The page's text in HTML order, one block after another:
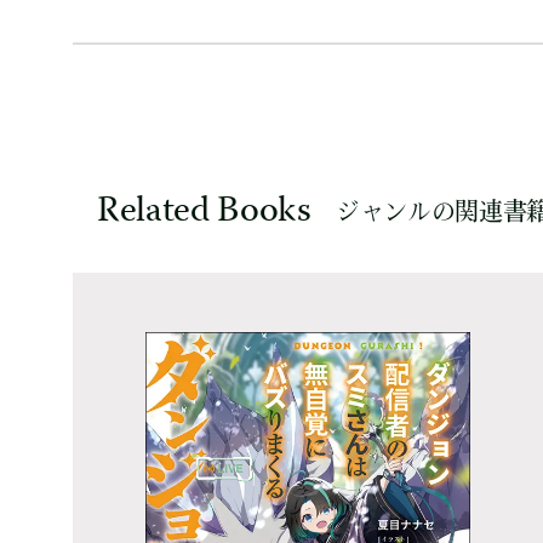
Related Books ジャンルの関連書